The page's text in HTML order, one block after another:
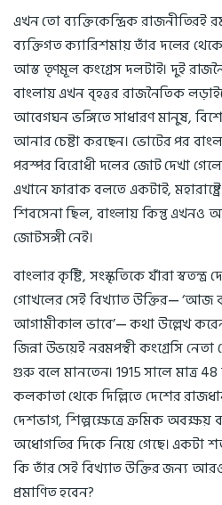
এখন তো ব্যক্তিকেন্দ্রিক রাজনীতিরই
ব্যক্তিগত ক্যারিশমায় তাঁর দলের
আস্ত তৃণমূল কংগ্রেস দলটাই। দুই
বাংলায় এখন বৃহত্তর রাজনৈতিক
আবেগঘন ভঙ্গিতে সাধারণ মানুষ,
আনার চেষ্টা করছেন। ভোটের পর
পরস্পর বিরোধী দলের জোট দেখা
এখানে ফারাক বলতে একটাই,
শিবসেনা ছিল, বাংলায় কিন্তু এখনও
জোটসঙ্গী নেই।
বাংলার কৃষ্টি, সংস্কৃতিকে যাঁরা
গোখলের সেই বিখ্যাত উক্তির— ‘আজ
আগামীকাল ভাবে’— কথা উল্লেখ
জিন্না উভয়েই নরমপন্থী কংগ্রেসি
গুরু বলে মানতেন। 1915 সালে মাত্র
কলকাতা থেকে দিল্লিতে দেশের
দেশভাগ, শিল্পক্ষেত্রে ক্রমিক অবক্ষয়
অধোগতির দিকে নিয়ে গেছে। একটা
কি তাঁর সেই বিখ্যাত উক্তির জন্য
প্রমাণিত হবেন?